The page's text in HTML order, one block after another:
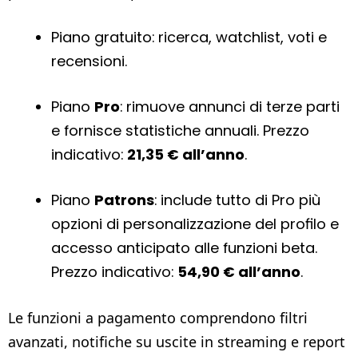
Piano gratuito: ricerca, watchlist, voti e
recensioni.
Piano Pro: rimuove annunci di terze parti
e fornisce statistiche annuali. Prezzo
indicativo: 21,35 € all’anno.
Piano Patrons: include tutto di Pro più
opzioni di personalizzazione del profilo e
accesso anticipato alle funzioni beta.
Prezzo indicativo: 54,90 € all’anno.
Le funzioni a pagamento comprendono filtri
avanzati, notifiche su uscite in streaming e report